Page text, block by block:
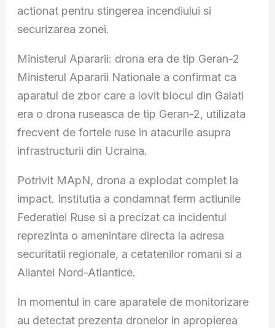
actionat pentru stingerea incendiului si
securizarea zonei.
Ministerul Apararii: drona era de tip Geran-2
Ministerul Apararii Nationale a confirmat ca
aparatul de zbor care a lovit blocul din Galati
era o drona ruseasca de tip Geran-2, utilizata
frecvent de fortele ruse in atacurile asupra
infrastructurii din Ucraina.
Potrivit MApN, drona a explodat complet la
impact. Institutia a condamnat ferm actiunile
Federatiei Ruse si a precizat ca incidentul
reprezinta o amenintare directa la adresa
securitatii regionale, a cetatenilor romani si a
Aliantei Nord-Atlantice.
In momentul in care aparatele de monitorizare
au detectat prezenta dronelor in apropierea